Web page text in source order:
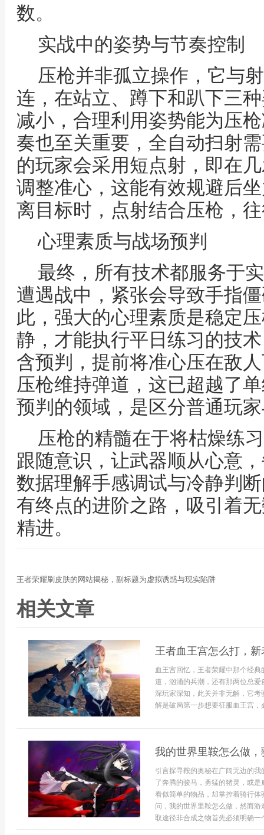
数。
实战中的姿势与节奏控制
压枪并非孤立操作，它与
连，在站立、蹲下和趴下三
减小，合理利用姿势能为压
奏也至关重要，全自动扫射
的玩家会采用短点射，即在
调整准心，这能有效规避后
离目标时，点射结合压枪，
心理素质与战场预判
最终，所有技术都服务于
遭遇战中，紧张会导致手指
此，强大的心理素质是稳定
静，才能执行平日练习的技
含预判，提前将准心压在敌
压枪维持弹道，这已超越了
预判的领域，是区分普通玩
压枪的精髓在于将枯燥练
跟随意识，让武器顺从心意
数据理解手感调试与冷静判
有终点的进阶之路，吸引着
精进。
王者荣耀刷皮肤的网站揭秘，副标题为虚拟诱惑与现实陷阱
相关文章
王者血王宫怎么打，
血王宫回忆，王者荣耀中那个经
道，汹涌的兵潮，还有那两位总
深玩家深知，此关并非无解，它
解是破局第一步想要征服血王宫，
我的世界里鞍怎么做
引言探寻鞍的奥秘在广阔无边的
了奔腾的骏马，勇猛的猪灵，或
看似简单的物品，却掌控着骑行
问，我的世界里鞍怎么做，然而
取途径非合成之物首先必须明确